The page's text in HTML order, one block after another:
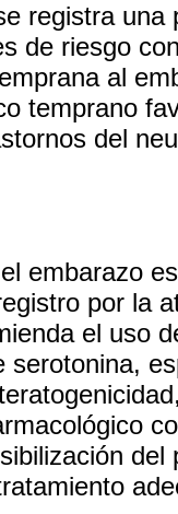
registra
de riesgo
al
temprano
del
embarazo
por la
el uso
serotonina,